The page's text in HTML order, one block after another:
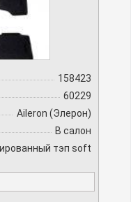
158423
60229
Aileron (Элерон)
В салон
тэп soft